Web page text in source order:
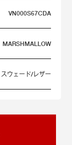
VN000S67CDA
MARSHMALLOW
スウェード/レザー